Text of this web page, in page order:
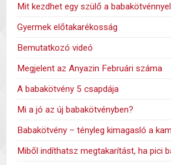
Mit kezdhet egy szülő a
Gyermek előtakarékosság
Bemutatkozó videó
Megjelent az Anyazin Februári száma
A babakötvény 5 csapdája
Mi a jó az új babakötvényben?
Babakötvény – tényleg kimagasló a
Miből indíthatsz megtakarítást, ha pici